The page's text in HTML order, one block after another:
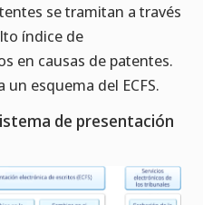
se tramitan a través
índice de
en causas de patentes.
un esquema del ECFS.
de presentación